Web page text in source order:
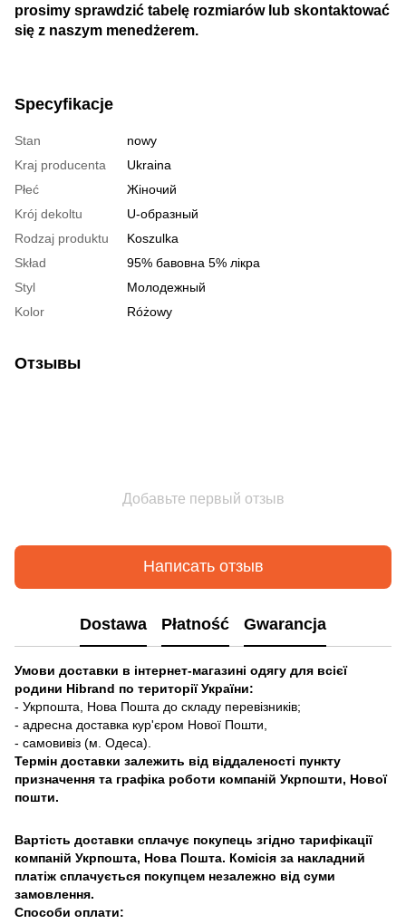
prosimy sprawdzić tabelę rozmiarów lub skontaktować
się z naszym menedżerem.
Specyfikacje
Stan
nowy
Kraj producenta
Ukraina
Płeć
Жіночий
Krój dekoltu
U-образный
Rodzaj produktu
Koszulka
Skład
95% бавовна 5% лікра
Styl
Молодежный
Kolor
Różowy
Отзывы
Добавьте первый отзыв
Написать отзыв
Dostawa Płatność Gwarancja
Умови доставки в інтернет-магазині одягу для всієї
родини Hibrand по території України:
- Укрпошта, Нова Пошта до складу перевізників;
- адресна доставка кур'єром Нової Пошти,
- самовивіз (м. Одеса).
Термін доставки залежить від віддаленості пункту
призначення та графіка роботи компаній Укрпошти, Нової
пошти.
Вартість доставки сплачує покупець згідно тарифікації
компаній Укрпошта, Нова Пошта. Комісія за накладний
платіж сплачується покупцем незалежно від суми
замовлення.
Способи оплати: